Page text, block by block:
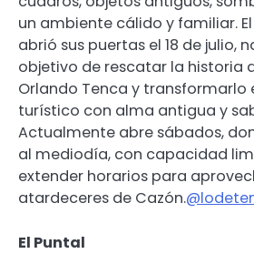
un ambiente cálido y familiar.
abrió sus puertas el 18 de julio,
objetivo de rescatar la historia
Orlando Tenca y transformarlo
turístico con alma antigua y
Actualmente abre sábados,
al mediodía, con capacidad
extender horarios para
atardeceres de Cazón.
El Puntal